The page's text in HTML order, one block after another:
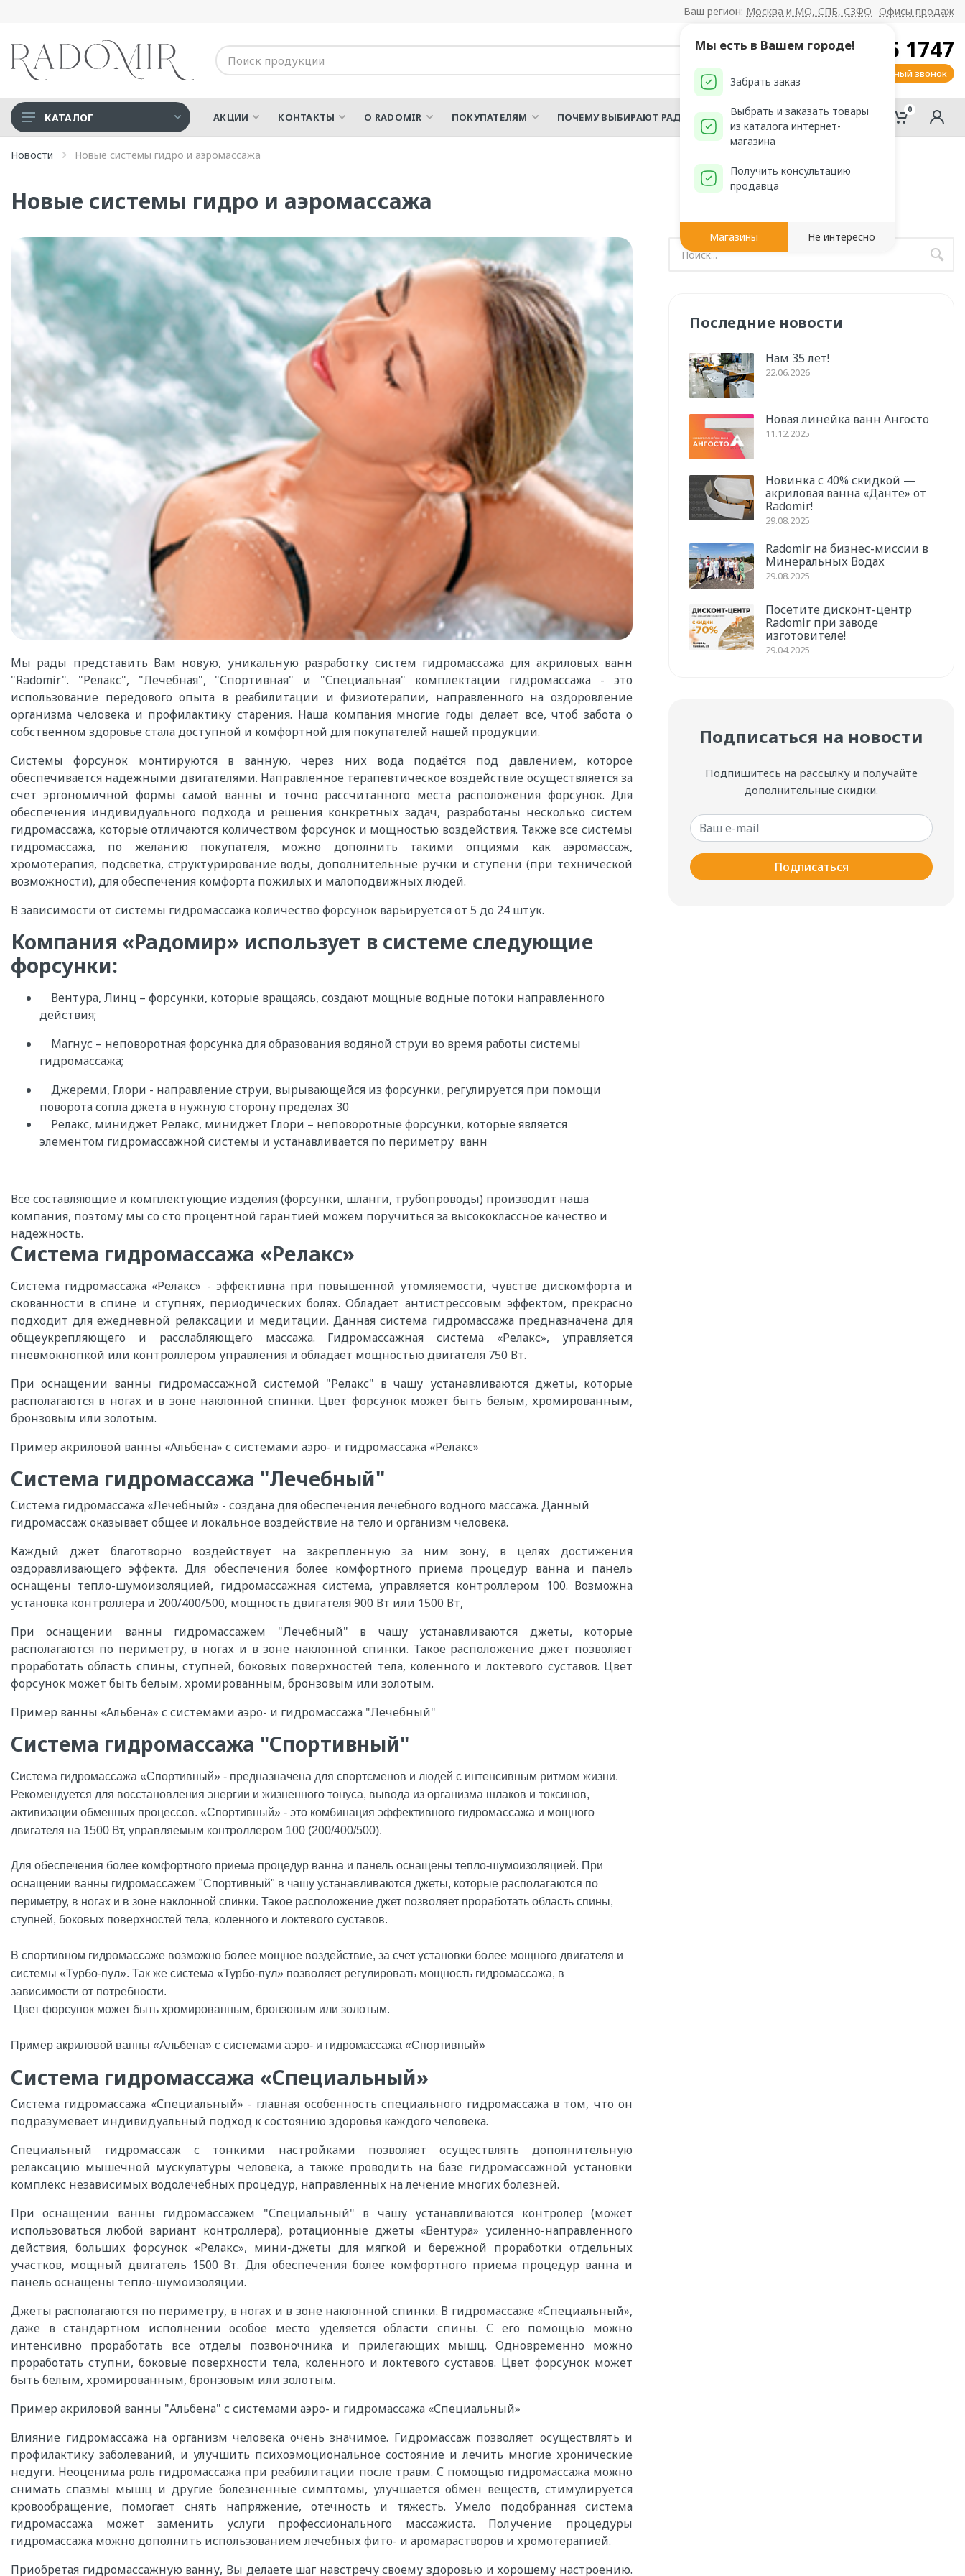
Ваш регион: Москва и МО, СПБ, СЗФО Офисы продаж
8 800 555 1747
Заказать обратный звонок
Акриловые ванны
Душевые
СПА-Бассейны
Ванны для людей с
ограниченными
возможностями
КАТАЛОГ АКЦИИ КОНТАКТЫ О RADOMIR ПОКУПАТЕЛЯМ ПОЧЕМУ ВЫБИРАЮТ РАДОМИР?
0
Новости Новые системы гидро и аэромассажа
Новые системы гидро и аэромассажа
Мы рады представить Вам новую, уникальную разработку систем гидромассажа для акриловых ванн
"Radomir". "Релакс", "Лечебная", "Спортивная" и "Специальная" комплектации гидромассажа - это
использование передового опыта в реабилитации и физиотерапии, направленного на оздоровление
организма человека и профилактику старения. Наша компания многие годы делает все, чтоб забота о
собственном здоровье стала доступной и комфортной для покупателей нашей продукции.
Системы форсунок монтируются в ванную, через них вода подаётся под давлением, которое
обеспечивается надежными двигателями. Направленное терапевтическое воздействие осуществляется за
счет эргономичной формы самой ванны и точно рассчитанного места расположения форсунок. Для
обеспечения индивидуального подхода и решения конкретных задач, разработаны несколько систем
гидромассажа, которые отличаются количеством форсунок и мощностью воздействия. Также все системы
гидромассажа, по желанию покупателя, можно дополнить такими опциями как аэромассаж,
хромотерапия, подсветка, структурирование воды, дополнительные ручки и ступени (при технической
возможности), для обеспечения комфорта пожилых и малоподвижных людей.
В зависимости от системы гидромассажа количество форсунок варьируется от 5 до 24 штук.
Компания «Радомир» использует в системе следующие
форсунки:
Вентура, Линц – форсунки, которые вращаясь, создают мощные водные потоки направленного
действия;
Магнус – неповоротная форсунка для образования водяной струи во время работы системы
гидромассажа;
Джереми, Глори - направление струи, вырывающейся из форсунки, регулируется при помощи
поворота сопла джета в нужную сторону пределах 30
Релакс, миниджет Релакс, миниджет Глори – неповоротные форсунки, которые является
элементом гидромассажной системы и устанавливается по периметру ванн
Все составляющие и комплектующие изделия (форсунки, шланги, трубопроводы) производит наша
компания, поэтому мы со сто процентной гарантией можем поручиться за высококлассное качество и
надежность.
Система гидромассажа «Релакс»
Система гидромассажа «Релакс» - эффективна при повышенной утомляемости, чувстве дискомфорта и
скованности в спине и ступнях, периодических болях. Обладает антистрессовым эффектом, прекрасно
подходит для ежедневной релаксации и медитации. Данная система гидромассажа предназначена для
общеукрепляющего и расслабляющего массажа. Гидромассажная система «Релакс», управляется
пневмокнопкой или контроллером управления и обладает мощностью двигателя 750 Вт.
При оснащении ванны гидромассажной системой "Релакс" в чашу устанавливаются джеты, которые
располагаются в ногах и в зоне наклонной спинки. Цвет форсунок может быть белым, хромированным,
бронзовым или золотым.
Пример акриловой ванны «Альбена» с системами аэро- и гидромассажа «Релакс»
Система гидромассажа "Лечебный"
Система гидромассажа «Лечебный» - создана для обеспечения лечебного водного массажа. Данный
гидромассаж оказывает общее и локальное воздействие на тело и организм человека.
Каждый джет благотворно воздействует на закрепленную за ним зону, в целях достижения
оздоравливающего эффекта. Для обеспечения более комфортного приема процедур ванна и панель
оснащены тепло-шумоизоляцией, гидромассажная система, управляется контроллером 100. Возможна
установка контроллера и 200/400/500, мощность двигателя 900 Вт или 1500 Вт,
При оснащении ванны гидромассажем "Лечебный" в чашу устанавливаются джеты, которые
располагаются по периметру, в ногах и в зоне наклонной спинки. Такое расположение джет позволяет
проработать область спины, ступней, боковых поверхностей тела, коленного и локтевого суставов. Цвет
форсунок может быть белым, хромированным, бронзовым или золотым.
Пример ванны «Альбена» с системами аэро- и гидромассажа "Лечебный"
Система гидромассажа "Спортивный"
Система гидромассажа «Спортивный» - предназначена для спортсменов и людей с интенсивным ритмом жизни.
Рекомендуется для восстановления энергии и жизненного тонуса, вывода из организма шлаков и токсинов,
активизации обменных процессов. «Спортивный» - это комбинация эффективного гидромассажа и мощного
двигателя на 1500 Вт, управляемым контроллером 100 (200/400/500).
Для обеспечения более комфортного приема процедур ванна и панель оснащены тепло-шумоизоляцией. При
оснащении ванны гидромассажем "Спортивный" в чашу устанавливаются джеты, которые располагаются по
периметру, в ногах и в зоне наклонной спинки. Такое расположение джет позволяет проработать область спины,
ступней, боковых поверхностей тела, коленного и локтевого суставов.
В спортивном гидромассаже возможно более мощное воздействие, за счет установки более мощного двигателя и
системы «Турбо-пул». Так же система «Турбо-пул» позволяет регулировать мощность гидромассажа, в
зависимости от потребности.
Цвет форсунок может быть хромированным, бронзовым или золотым.
Пример акриловой ванны «Альбена» с системами аэро- и гидромассажа «Спортивный»
Система гидромассажа «Специальный»
Система гидромассажа «Специальный» - главная особенность специального гидромассажа в том, что он
подразумевает индивидуальный подход к состоянию здоровья каждого человека.
Специальный гидромассаж с тонкими настройками позволяет осуществлять дополнительную
релаксацию мышечной мускулатуры человека, а также проводить на базе гидромассажной установки
комплекс независимых водолечебных процедур, направленных на лечение многих болезней.
При оснащении ванны гидромассажем "Специальный" в чашу устанавливаются контролер (может
использоваться любой вариант контроллера), ротационные джеты «Вентура» усиленно-направленного
действия, больших форсунок «Релакс», мини-джеты для мягкой и бережной проработки отдельных
участков, мощный двигатель 1500 Вт. Для обеспечения более комфортного приема процедур ванна и
панель оснащены тепло-шумоизоляции.
Джеты располагаются по периметру, в ногах и в зоне наклонной спинки. В гидромассаже «Специальный»,
даже в стандартном исполнении особое место уделяется области спины. С его помощью можно
интенсивно проработать все отделы позвоночника и прилегающих мышц. Одновременно можно
проработать ступни, боковые поверхности тела, коленного и локтевого суставов. Цвет форсунок может
быть белым, хромированным, бронзовым или золотым.
Пример акриловой ванны "Альбена" с системами аэро- и гидромассажа «Специальный»
Влияние гидромассажа на организм человека очень значимое. Гидромассаж позволяет осуществлять и
профилактику заболеваний, и улучшить психоэмоциональное состояние и лечить многие хронические
недуги. Неоценима роль гидромассажа при реабилитации после травм. С помощью гидромассажа можно
снимать спазмы мышц и другие болезненные симптомы, улучшается обмен веществ, стимулируется
кровообращение, помогает снять напряжение, отечность и тяжесть. Умело подобранная система
гидромассажа может заменить услуги профессионального массажиста. Получение процедуры
гидромассажа можно дополнить использованием лечебных фито- и аромарастворов и хромотерапией.
Приобретая гидромассажную ванну, Вы делаете шаг навстречу своему здоровью и хорошему настроению.
Последние новости
Нам 35 лет!
22.06.2026
Новая линейка ванн Ангосто
11.12.2025
Новинка с 40% скидкой —
акриловая ванна «Данте» от
Radomir!
29.08.2025
Radomir на бизнес-миссии в
Минеральных Водах
29.08.2025
Посетите дисконт-центр
Radomir при заводе
изготовителе!
29.04.2025
Подписаться на новости
Подпишитесь на рассылку и получайте
дополнительные скидки.
Ваш e-mail
Подписаться
Мы есть в Вашем городе!
Забрать заказ
Выбрать и заказать товары
из каталога интернет-
магазина
Получить консультацию
продавца
Магазины Не интересно